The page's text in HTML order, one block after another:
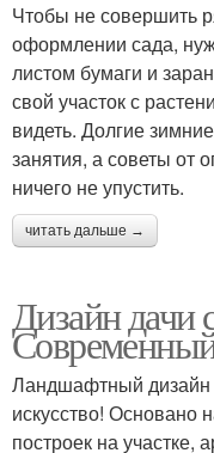
Чтобы не совершить
оформлении сада,
листом бумаги и
свой участок с
видеть. Долгие
занятия, а советы от
ничего не упустить.
читать дальше →
Дизайн дачи
Ландшафтный дизайн
искусство! Основано
построек на участке,